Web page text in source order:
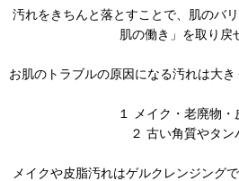
汚れをきちんと落とすことで、肌のバ
肌の働き」を取り戻
お肌のトラブルの原因になる汚れは大き
１ メイク・老廃物・
２ 古い角質やタン
メイクや皮脂汚れはゲルクレンジング